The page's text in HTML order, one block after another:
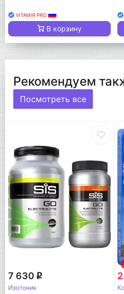
VITAMIR PRO
В корзину
Рекомендуем
Посмотреть все
7 630 q
Изотоник